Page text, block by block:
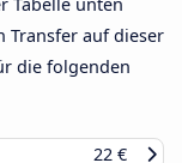
Tabelle unten
Transfer auf dieser
die folgenden
22 €